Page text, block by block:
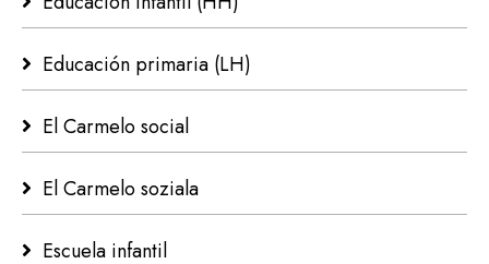
Educación primaria (LH)
El Carmelo social
El Carmelo soziala
Escuela infantil